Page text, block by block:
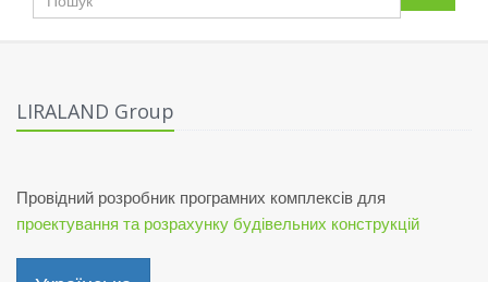
LIRALAND Group
Провідний розробник програмних комплексів для
проектування та розрахунку будівельних конструкцій